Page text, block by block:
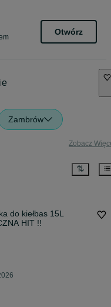
Otwórz
Zambrów
Zobacz
do kiełbas 15L
HIT !!